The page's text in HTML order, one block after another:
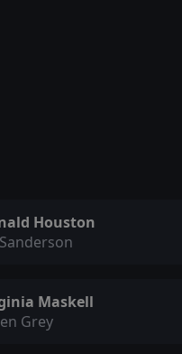
Houston
Maskell
Grey